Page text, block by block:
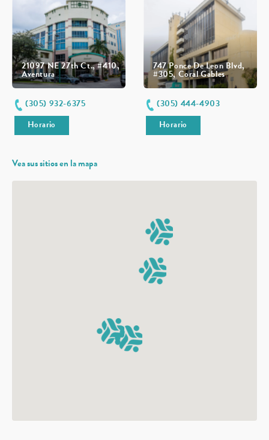
21097 NE 27th Ct., #410,
Aventura
(305) 932-6375
Horario
747 Ponce De Leon Blvd,
#305, Coral Gables
(305) 444-4903
Horario
Vea sus sitios en la mapa